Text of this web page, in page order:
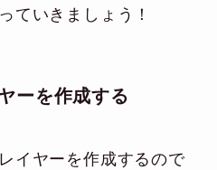
ていきましょう！
ーを作成する
イヤーを作成するので